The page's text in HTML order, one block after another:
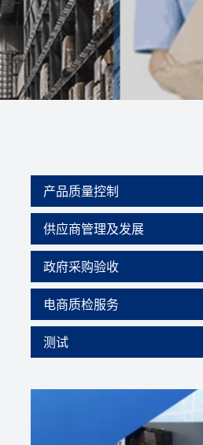
产品质量控制
供应商管理及发展
政府采购验收
电商质检服务
测试